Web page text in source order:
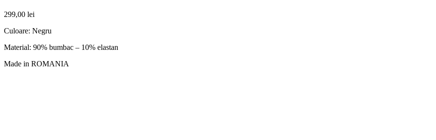
299,00 lei
Culoare: Negru
Material: 90% bumbac – 10% elastan
Made in ROMANIA